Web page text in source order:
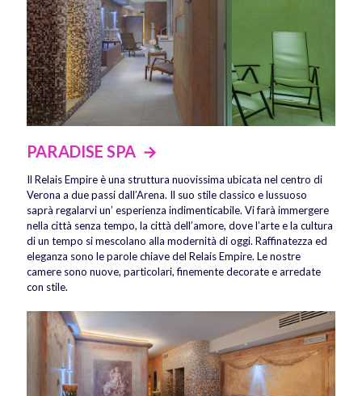
PARADISE SPA →
Il Relais Empire è una struttura nuovissima ubicata nel centro di
Verona a due passi dall’Arena. Il suo stile classico e lussuoso
saprà regalarvi un’ esperienza indimenticabile. Vi farà immergere
nella città senza tempo, la città dell’amore, dove l’arte e la cultura
di un tempo si mescolano alla modernità di oggi. Raffinatezza ed
eleganza sono le parole chiave del Relais Empire. Le nostre
camere sono nuove, particolari, finemente decorate e arredate
con stile.